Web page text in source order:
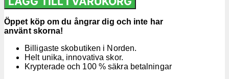
Öppet köp om du ångrar dig och inte har
använt skorna!
Billigaste skobutiken i Norden.
Helt unika, innovativa skor.
Krypterade och 100 % säkra betalningar